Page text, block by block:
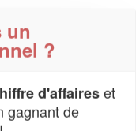
et
un
?
d'affaireset
gagnant de